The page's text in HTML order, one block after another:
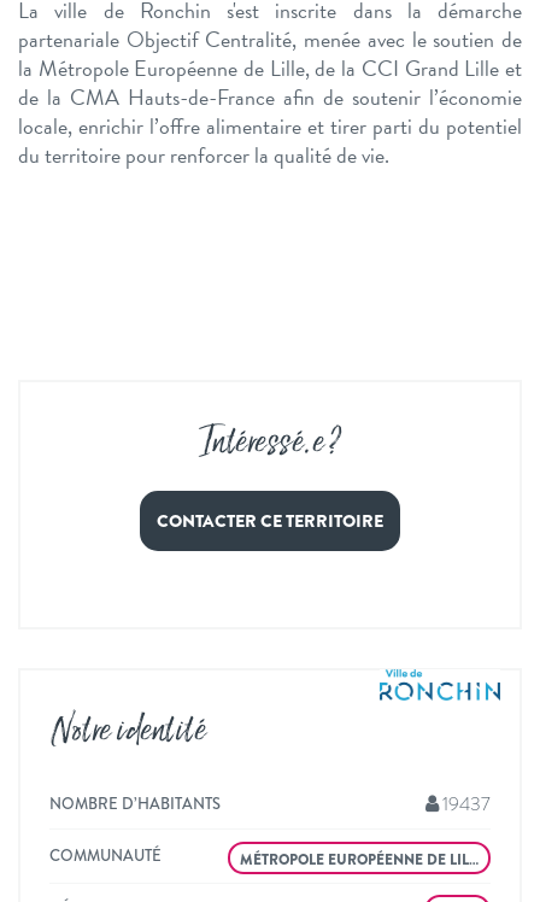
La ville de Ronchin s'est inscrite dans la démarche
partenariale Objectif Centralité, menée avec le soutien de
la Métropole Européenne de Lille, de la CCI Grand Lille et
de la CMA Hauts-de-France afin de soutenir l’économie
locale, enrichir l’offre alimentaire et tirer parti du potentiel
du territoire pour renforcer la qualité de vie.
Intéressé.e ?
CONTACTER CE TERRITOIRE
Notre identité
NOMBRE D’HABITANTS 19437
COMMUNAUTÉ MÉTROPOLE EUROPÉENNE DE LIL…